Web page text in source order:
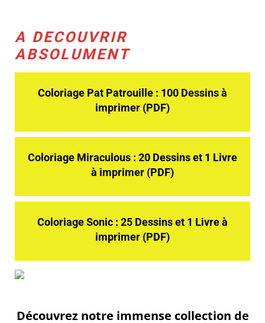
A DECOUVRIR
ABSOLUMENT
Coloriage Pat Patrouille : 100 Dessins à
imprimer (PDF)
Coloriage Miraculous : 20 Dessins et 1 Livre
à imprimer (PDF)
Coloriage Sonic : 25 Dessins et 1 Livre à
imprimer (PDF)
Découvrez notre immense collection de